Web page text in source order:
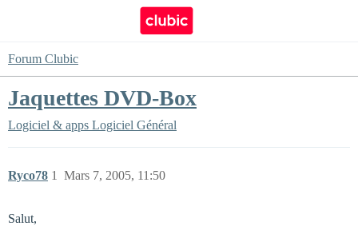
Forum Clubic
Jaquettes DVD-Box
Logiciel & apps Logiciel Général
Ryco78 Mars 7, 2005, 11:50
1
Salut,